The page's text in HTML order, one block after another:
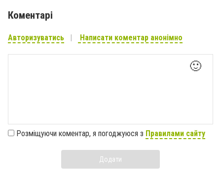
Коментарі
Авторизуватись Написати коментар анонімно
🙂
Розміщуючи коментар, я погоджуюся з Правилами сайту
Додати